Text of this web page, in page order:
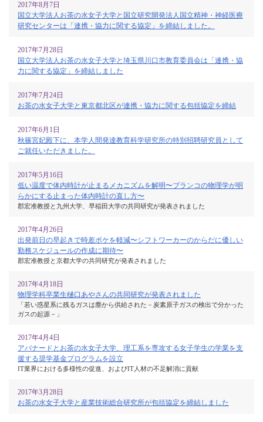
2017年8月7日
国立大学法人お茶の水女子大学と国立研究開発法人国立精神・神経医療
研究センターは「連携・協力に関する協定」を締結しました。
2017年7月28日
国立大学法人お茶の水女子大学と埼玉県川口市教育委員会は「連携・協
力に関する協定」を締結しました
2017年7月24日
お茶の水女子大学と東京都北区が連携・協力に関する包括協定を締結
2017年6月1日
秋篠宮妃殿下に、本学人間発達教育科学研究所の特別招聘研究員として
ご就任いただきました。
2017年5月16日
低い温度で体内時計が止まるメカニズムを解明〜ブランコの物理学が明
らかにする止まった体内時計の直し方〜
郡宏准教授と九州大学、早稲田大学の共同研究が発表されました
2017年4月26日
出発前日の早起きで時差ボケを軽減〜シフトワーカーのからだに優しい
勤務スケジュールの作成に期待〜
郡宏准教授と京都大学の共同研究が発表されました
2017年4月18日
物理学科卒業生樋口あやさんの共同研究が発表されました
「若い惑星系に残るガスは塵から供給された－炭素原子ガスの検出で分かった
ガスの起源－」
2017年4月4日
アバナードとお茶の水女子大学、理工系を専攻する女子学生の学業を支
援する奨学基金プログラムを設立
IT業界における多様性の促進、およびIT人材の不足解消に貢献
2017年3月28日
お茶の水女子大学と産業技術総合研究所が包括協定を締結しました